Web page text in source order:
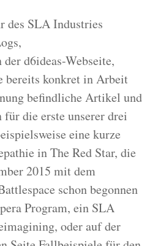
des SLA Industries
der d6ideas-Webseite,
bereits konkret in Arbeit
befindliche Artikel und
die erste unserer drei
eine kurze
in The Red Star, die
2015 mit dem
schon begonnen
Program, ein SLA
oder auf der